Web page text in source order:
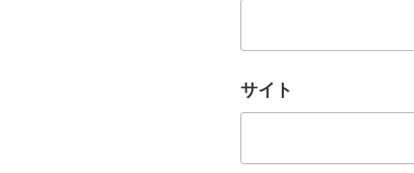
サイト